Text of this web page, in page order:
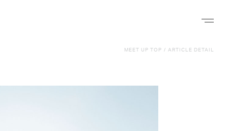
ナビゲ
MEET UP TOP / ARTICLE DETAIL